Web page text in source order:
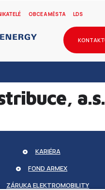
OBCE A MĚSTA LDS
a.s.
KARIÉRA
FOND ARMEX
ZÁRUKA ELEKTROMOBILITY